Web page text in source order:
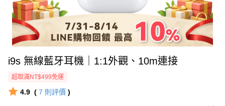
i9s 無線藍牙耳機｜1:1外觀、10m連接
超取滿NT$499免運
4.9 ( 7 則評價 )